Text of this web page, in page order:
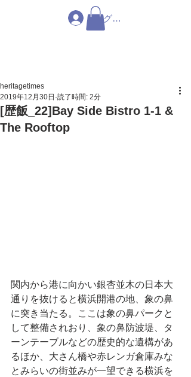
ログイン
[歴飯_22]Bay Side Bistro 1-1 &
The Rooftop
heritagetimes
2019年12月30日 読了時間: 2分
関内から港に向かい銀杏並木の日本大
通りを抜けると横浜開港の地、象の鼻
に突き当たる。ここは象の鼻パークと
して整備されおり、象の鼻防波堤、タ
ーンテーブルなどの歴史的な遺構があ
るほか、大さん橋や赤レンガ倉庫みな
とみらいの街並みが一望できる横浜を